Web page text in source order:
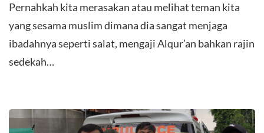
Pernahkah kita merasakan atau melihat teman kita
yang sesama muslim dimana dia sangat menjaga
ibadahnya seperti salat, mengaji Alqur’an bahkan rajin
sedekah…